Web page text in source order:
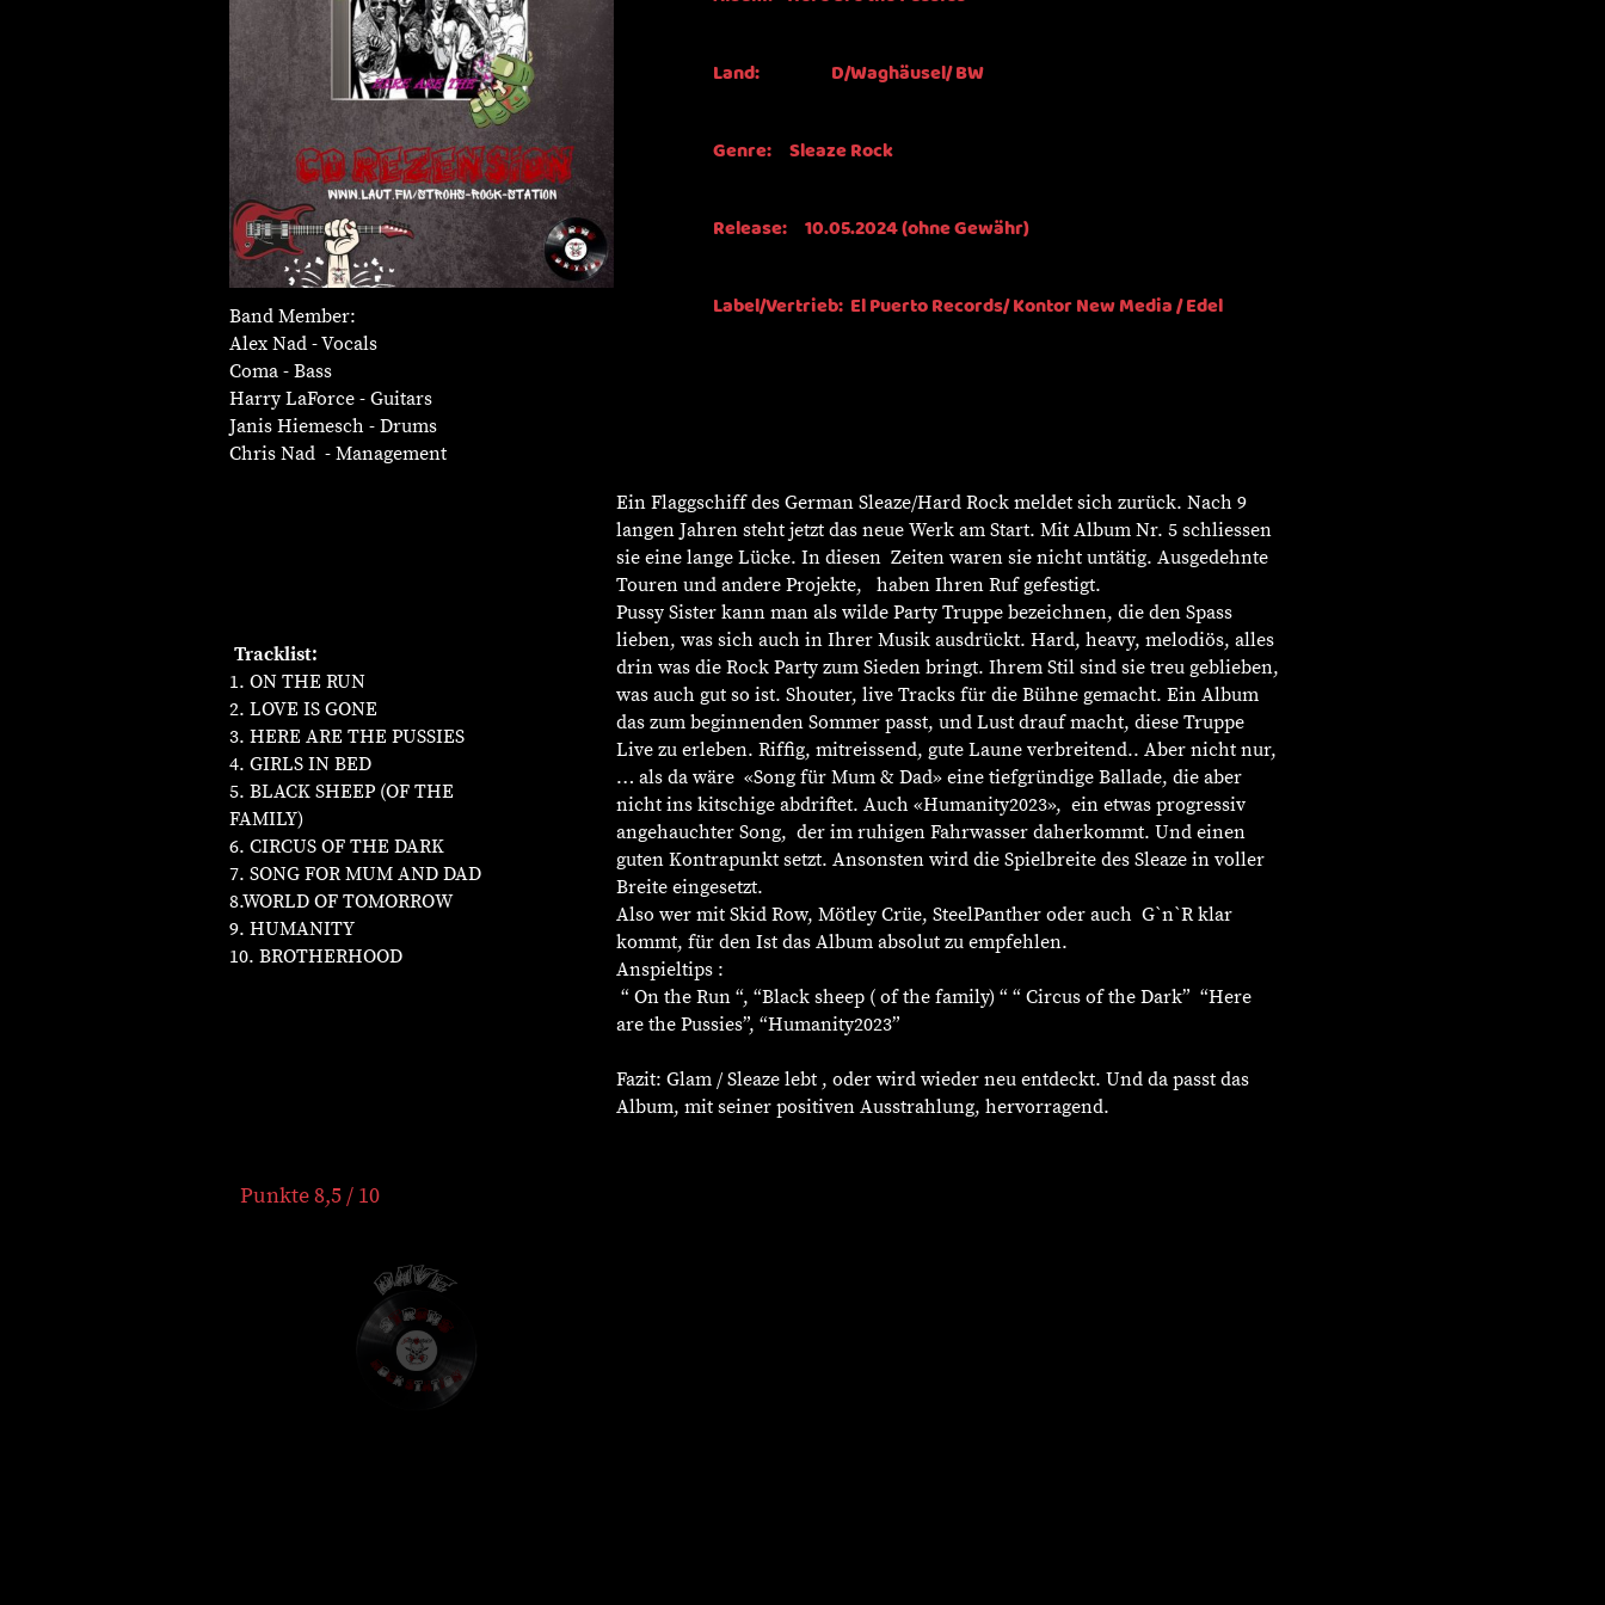
Land: D/Waghäusel/ BW
Genre: Sleaze Rock
Release: 10.05.2024 (ohne Gewähr)
Label/Vertrieb: El Puerto Records/ Kontor New Media / Edel
Ein Flaggschiff des German Sleaze/Hard Rock meldet sich zurück. Nach 9
langen Jahren steht jetzt das neue Werk am Start. Mit Album Nr. 5 schliessen
sie eine lange Lücke. In diesen Zeiten waren sie nicht untätig. Ausgedehnte
Touren und andere Projekte, haben Ihren Ruf gefestigt.
Pussy Sister kann man als wilde Party Truppe bezeichnen, die den Spass
lieben, was sich auch in Ihrer Musik ausdrückt. Hard, heavy, melodiös, alles
drin was die Rock Party zum Sieden bringt. Ihrem Stil sind sie treu geblieben,
was auch gut so ist. Shouter, live Tracks für die Bühne gemacht. Ein Album
das zum beginnenden Sommer passt, und Lust drauf macht, diese Truppe
Live zu erleben. Riffig, mitreissend, gute Laune verbreitend.. Aber nicht nur,
… als da wäre «Song für Mum & Dad» eine tiefgründige Ballade, die aber
nicht ins kitschige abdriftet. Auch «Humanity2023», ein etwas progressiv
angehauchter Song, der im ruhigen Fahrwasser daherkommt. Und einen
guten Kontrapunkt setzt. Ansonsten wird die Spielbreite des Sleaze in voller
Breite eingesetzt.
Also wer mit Skid Row, Mötley Crüe, SteelPanther oder auch G`n`R klar
kommt, für den Ist das Album absolut zu empfehlen.
Anspieltips :
“ On the Run “, “Black sheep ( of the family) “ “ Circus of the Dark” “Here
are the Pussies”, “Humanity2023”
Fazit: Glam / Sleaze lebt , oder wird wieder neu entdeckt. Und da passt das
Album, mit seiner positiven Ausstrahlung, hervorragend.
Band Member:
Alex Nad - Vocals
Coma - Bass
Harry LaForce - Guitars
Janis Hiemesch - Drums
Chris Nad - Management
Punkte 8,5 / 10
Tracklist:
1. ON THE RUN
2. LOVE IS GONE
3. HERE ARE THE PUSSIES
4. GIRLS IN BED
5. BLACK SHEEP (OF THE
FAMILY)
6. CIRCUS OF THE DARK
7. SONG FOR MUM AND DAD
8.WORLD OF TOMORROW
9. HUMANITY
10. BROTHERHOOD